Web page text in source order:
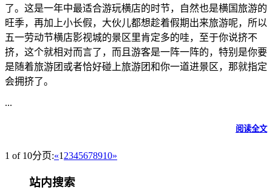
了。这是一年中最适合游玩横店的时节，自然也是横国旅游的
旺季，再加上小长假，大伙儿都想趁着假期出来旅游呢，所以
五一劳动节横店影视城的景区里肯定多的哇，至于你说挤不
挤，这个就相对而言了，而且游客是一阵一阵的，特别是你要
是随着旅游团或者恰好碰上旅游团和你一道进景区，那就指定
会拥挤了。
...
阅读全文
1 of 10分页:«1 2345678910»
站内搜索